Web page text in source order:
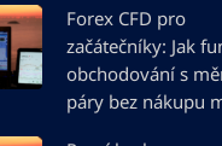
Forex CFD pro
začátečníky: Jak
obchodování s
páry bez nákupu